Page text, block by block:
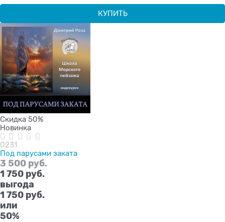
КУПИТЬ
Скидка 50%
Новинка
0231
Под парусами заката
3 500 руб.
1 750 руб.
выгода
1 750 руб.
или
50%